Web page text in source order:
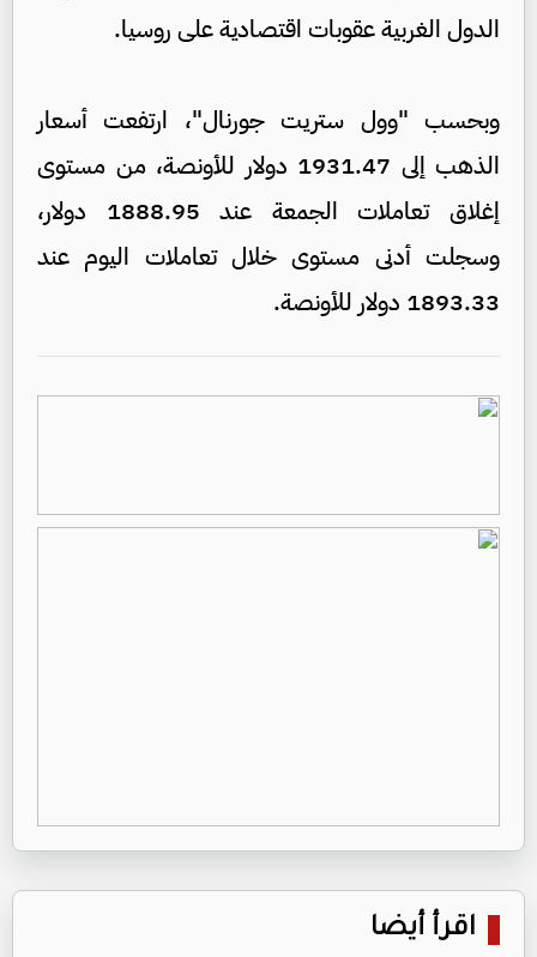
الدول الغربية عقوبات اقتصادية على روسيا.
وبحسب "وول ستريت جورنال"، ارتفعت أسعار
الذهب إلى 1931.47 دولار للأونصة، من مستوى
إغلاق تعاملات الجمعة عند 1888.95 دولار،
وسجلت أدنى مستوى خلال تعاملات اليوم عند
1893.33 دولار للأونصة.
اقرأ أيضا